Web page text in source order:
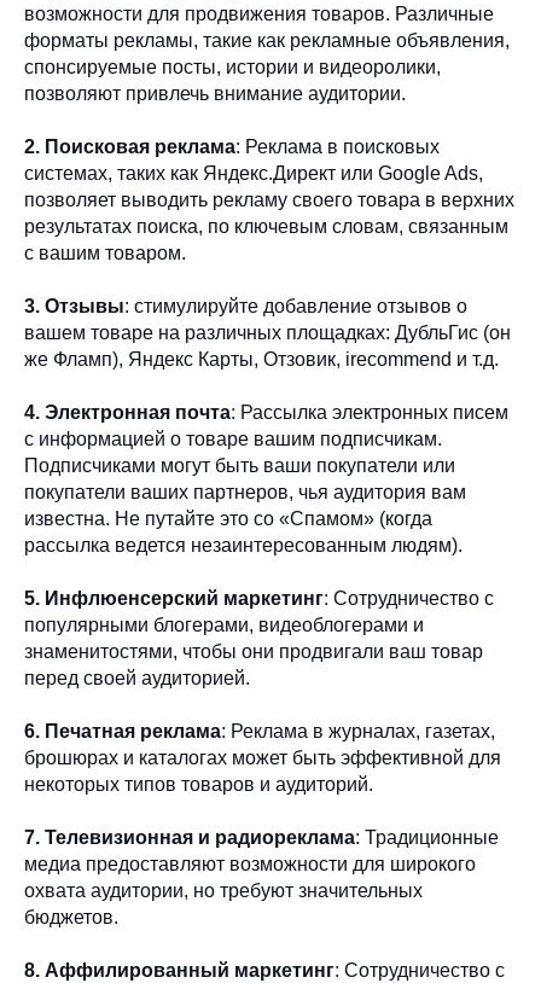
возможности для продвижения товаров. Различные
форматы рекламы, такие как рекламные объявления,
спонсируемые посты, истории и видеоролики,
позволяют привлечь внимание аудитории.
2. Поисковая реклама: Реклама в поисковых
системах, таких как Яндекс.Директ или Google Ads,
позволяет выводить рекламу своего товара в верхних
результатах поиска, по ключевым словам, связанным
с вашим товаром.
3. Отзывы: стимулируйте добавление отзывов о
вашем товаре на различных площадках: ДубльГис (он
же Фламп), Яндекс Карты, Отзовик, irecommend и т.д.
4. Электронная почта: Рассылка электронных писем
с информацией о товаре вашим подписчикам.
Подписчиками могут быть ваши покупатели или
покупатели ваших партнеров, чья аудитория вам
известна. Не путайте это со «Спамом» (когда
рассылка ведется незаинтересованным людям).
5. Инфлюенсерский маркетинг: Сотрудничество с
популярными блогерами, видеоблогерами и
знаменитостями, чтобы они продвигали ваш товар
перед своей аудиторией.
6. Печатная реклама: Реклама в журналах, газетах,
брошюрах и каталогах может быть эффективной для
некоторых типов товаров и аудиторий.
7. Телевизионная и радиореклама: Традиционные
медиа предоставляют возможности для широкого
охвата аудитории, но требуют значительных
бюджетов.
8. Аффилированный маркетинг: Сотрудничество с